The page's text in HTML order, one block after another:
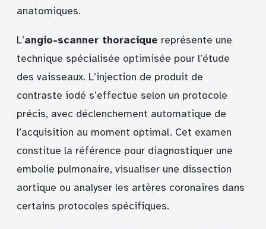
anatomiques.
L’angio-scanner thoracique représente une
technique spécialisée optimisée pour l’étude
des vaisseaux. L’injection de produit de
contraste iodé s’effectue selon un protocole
précis, avec déclenchement automatique de
l’acquisition au moment optimal. Cet examen
constitue la référence pour diagnostiquer une
embolie pulmonaire, visualiser une dissection
aortique ou analyser les artères coronaires dans
certains protocoles spécifiques.